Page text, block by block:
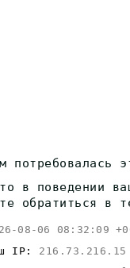
потребовалась
в поведении
обратиться в
08-06 08:32:09
IP: 216.73.216.15